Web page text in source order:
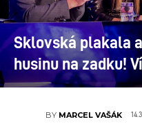
Sklovská plakala
husinu na zadku!
BY MARCEL VAŠÁK